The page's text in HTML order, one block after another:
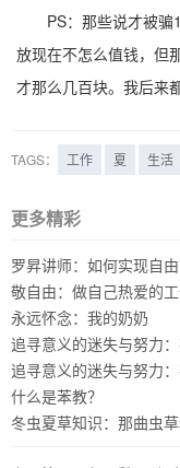
PS：那些说才被骗
放现在不怎么值钱，但
才那么几百块。我后来
TAGS： 工作 夏 生活
更多精彩
罗昇讲师：如何实现自由
敬自由：做自己热爱的
永远怀念：我的奶奶
追寻意义的迷失与努力
追寻意义的迷失与努力
什么是苯教？
冬虫夏草知识：那曲虫